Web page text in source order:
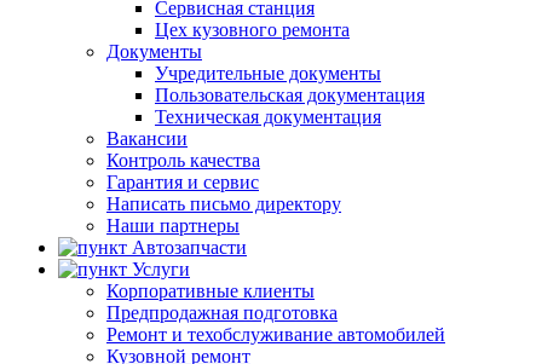
Сервисная станция
Цех кузовного ремонта
Документы
Учредительные документы
Пользовательская документация
Техническая документация
Вакансии
Контроль качества
Гарантия и сервис
Написать письмо директору
Наши партнеры
Автозапчасти
Услуги
Корпоративные клиенты
Предпродажная подготовка
Ремонт и техобслуживание автомобилей
Кузовной ремонт